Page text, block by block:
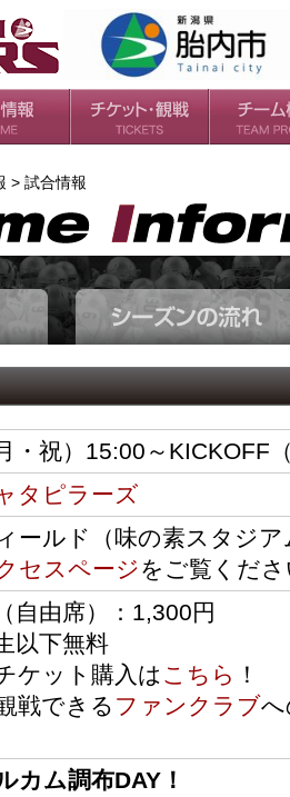
流れ チケット
会場・アクセス
ルールガイド
> 試合情報
・祝）15:00～KICKOFF
タピラーズ
ールド（味の素スタ
セスページをご覧くだ
自由席）：1,300円
以下無料
ケット購入は こちら ！
戦できる ファンクラブへ
カム調布DAY！